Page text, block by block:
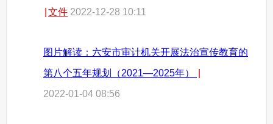
文件 2022-12-28 10:11
图片解读：六安市审计机关开展法治宣传教育的
第八个五年规划（2021—2025年）
2022-01-04 08:56